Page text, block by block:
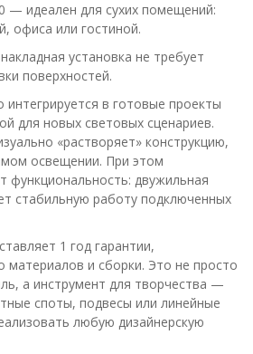
— идеален для сухих помещений:
офиса или гостиной.
установка не требует
поверхностей.
интегрируется в готовые проекты
для новых световых сценариев.
«растворяет» конструкцию,
освещении. При этом
функциональность: двужильная
стабильную работу подключенных
1 год гарантии,
материалов и сборки. Это не просто
а инструмент для творчества —
споты, подвесы или линейные
любую дизайнерскую